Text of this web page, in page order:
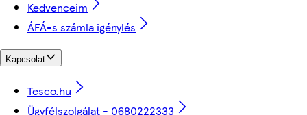
Kedvenceim
ÁFÁ-s számla igénylés
Kapcsolat
Tesco.hu
Ügyfélszolgálat - 0680222333